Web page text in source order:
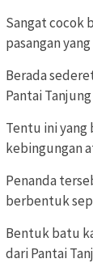
Sangat cocok
pasangan
Berada
Pantai
Tentu ini yang
kebingungan
Penanda
berbentuk
Bentuk batu
dari Pantai